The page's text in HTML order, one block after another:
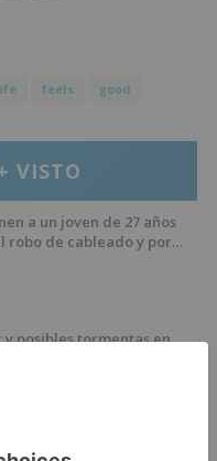
feels good
VISTO
a un joven de 27 años
robo de cableado y por
y posibles tormentas en
Lencina, nuevo